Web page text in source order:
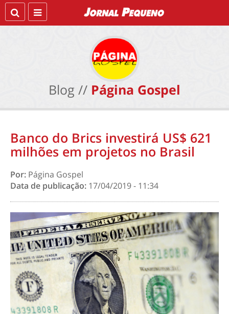
Blog // Página Gospel
Banco do Brics investirá US$ 621
milhões em projetos no Brasil
Por: Página Gospel
Data de publicação: 17/04/2019 - 11:34